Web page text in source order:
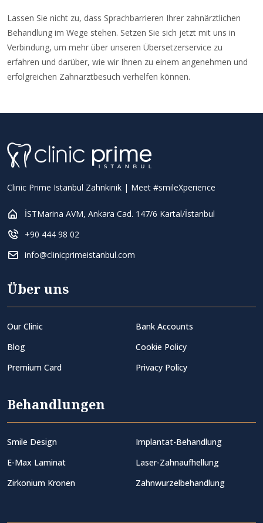
Lassen Sie nicht zu, dass Sprachbarrieren Ihrer zahnärztlichen
Behandlung im Wege stehen. Setzen Sie sich jetzt mit uns in
Verbindung, um mehr über unseren Übersetzerservice zu
erfahren und darüber, wie wir Ihnen zu einem angenehmen und
erfolgreichen Zahnarztbesuch verhelfen können.
Clinic Prime Istanbul Zahnkinik | Meet #smileXperience
İSTMarina AVM, Ankara Cad. 147/6 Kartal/İstanbul
+90 444 98 02
info@clinicprimeistanbul.com
Über uns
Our Clinic
Blog
Premium Card
Bank Accounts
Cookie Policy
Privacy Policy
Behandlungen
Smile Design
E-Max Laminat
Zirkonium Kronen
Implantat-Behandlung
Laser-Zahnaufhellung
Zahnwurzelbehandlung